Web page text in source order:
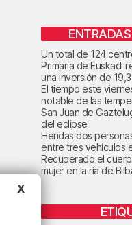
Un total de 124
Primaria de Euskadi
una inversión de
El tiempo este
notable de las
San Juan de
del eclipse
Heridas dos
entre tres vehículos
Recuperado el
mujer en la ría de
X